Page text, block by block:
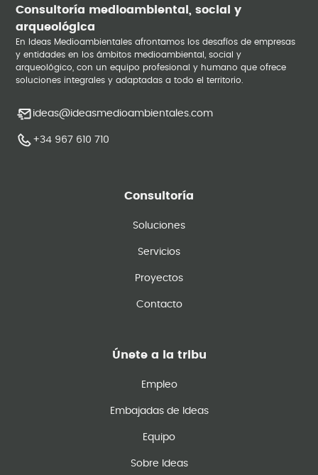
Consultoría medioambiental, social y
arqueológica
En Ideas Medioambientales afrontamos los desafíos de empresas
y entidades en los ámbitos medioambiental, social y
arqueológico, con un equipo profesional y humano que ofrece
soluciones integrales y adaptadas a todo el territorio.
ideas@ideasmedioambientales.com
+34 967 610 710
Consultoría
Soluciones
Servicios
Proyectos
Contacto
Únete a la tribu
Empleo
Embajadas de Ideas
Equipo
Sobre Ideas